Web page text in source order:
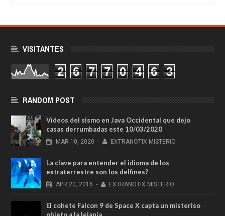
VISITANTES
2 6 7 7 0 4 6 3
RANDOM POST
Vídeos del sismo en Java Occidental que dejo
casas derrumbadas este 10/03/2020
MAR 10, 2020 - EXTRANOTIX MISTERIO
La clave para entender el idioma de los
extraterrestre son los delfines?
APR 20, 2016 - EXTRANOTIX MISTERIO
El cohete Falcon 9 de Space X capta un misteriso